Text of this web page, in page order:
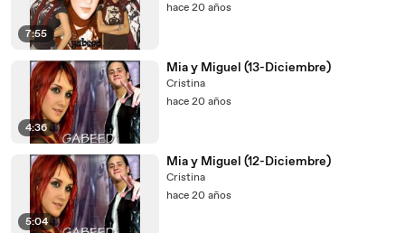
7:55
hace 20 años
4:36
Mia y Miguel (13-Diciembre)
Cristina
hace 20 años
5:04
Mia y Miguel (12-Diciembre)
Cristina
hace 20 años